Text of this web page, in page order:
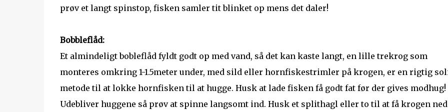
prøv et langt spinstop, fisken samler tit blinket op mens det daler!
Bobbleflåd:
Et almindeligt bobleflåd fyldt godt op med vand, så det kan kaste langt, en lille trekrog som
monteres omkring 1-1.5meter under, med sild eller hornfiskestrimler på krogen, er en rigtig
metode til at lokke hornfisken til at hugge. Husk at lade fisken få godt fat før der gives modhug!
Udebliver huggene så prøv at spinne langsomt ind. Husk et splithagl eller to til at få krogen